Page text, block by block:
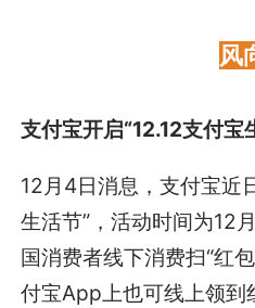
风
支付宝开启“12.12支付宝
12月4日消息，支付宝近
生活节”，活动时间为12
国消费者线下消费扫“红
付宝App上也可线上领到